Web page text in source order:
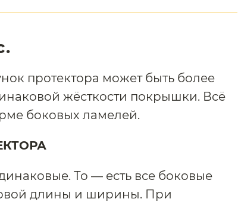
протектора может быть более
жёсткости покрышки. Всё
боковых ламелей.
То — есть все боковые
длины и ширины. При